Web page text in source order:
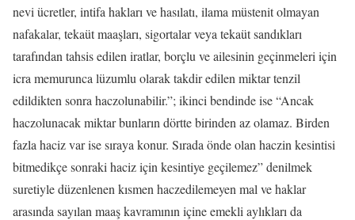
nevi ücretler, intifa hakları ve hasılatı, ilama müstenit olmayan
nafakalar, tekaüt maaşları, sigortalar veya tekaüt sandıkları
tarafından tahsis edilen iratlar, borçlu ve ailesinin geçinmeleri için
icra memurunca lüzumlu olarak takdir edilen miktar tenzil
edildikten sonra haczolunabilir.”; ikinci bendinde ise “Ancak
haczolunacak miktar bunların dörtte birinden az olamaz. Birden
fazla haciz var ise sıraya konur. Sırada önde olan haczin kesintisi
bitmedikçe sonraki haciz için kesintiye geçilemez” denilmek
suretiyle düzenlenen kısmen haczedilemeyen mal ve haklar
arasında sayılan maaş kavramının içine emekli aylıkları da